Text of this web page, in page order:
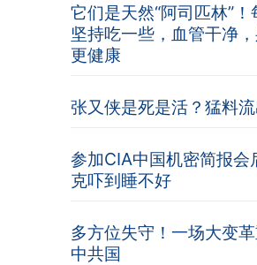
它们是天然“阿司匹林”！
坚持吃一些，血管干净
更健康
张又侠是死是活？猛料流
参加CIA中国机密简报会
克吓到睡不好
多方位失守！一场大变
中共国